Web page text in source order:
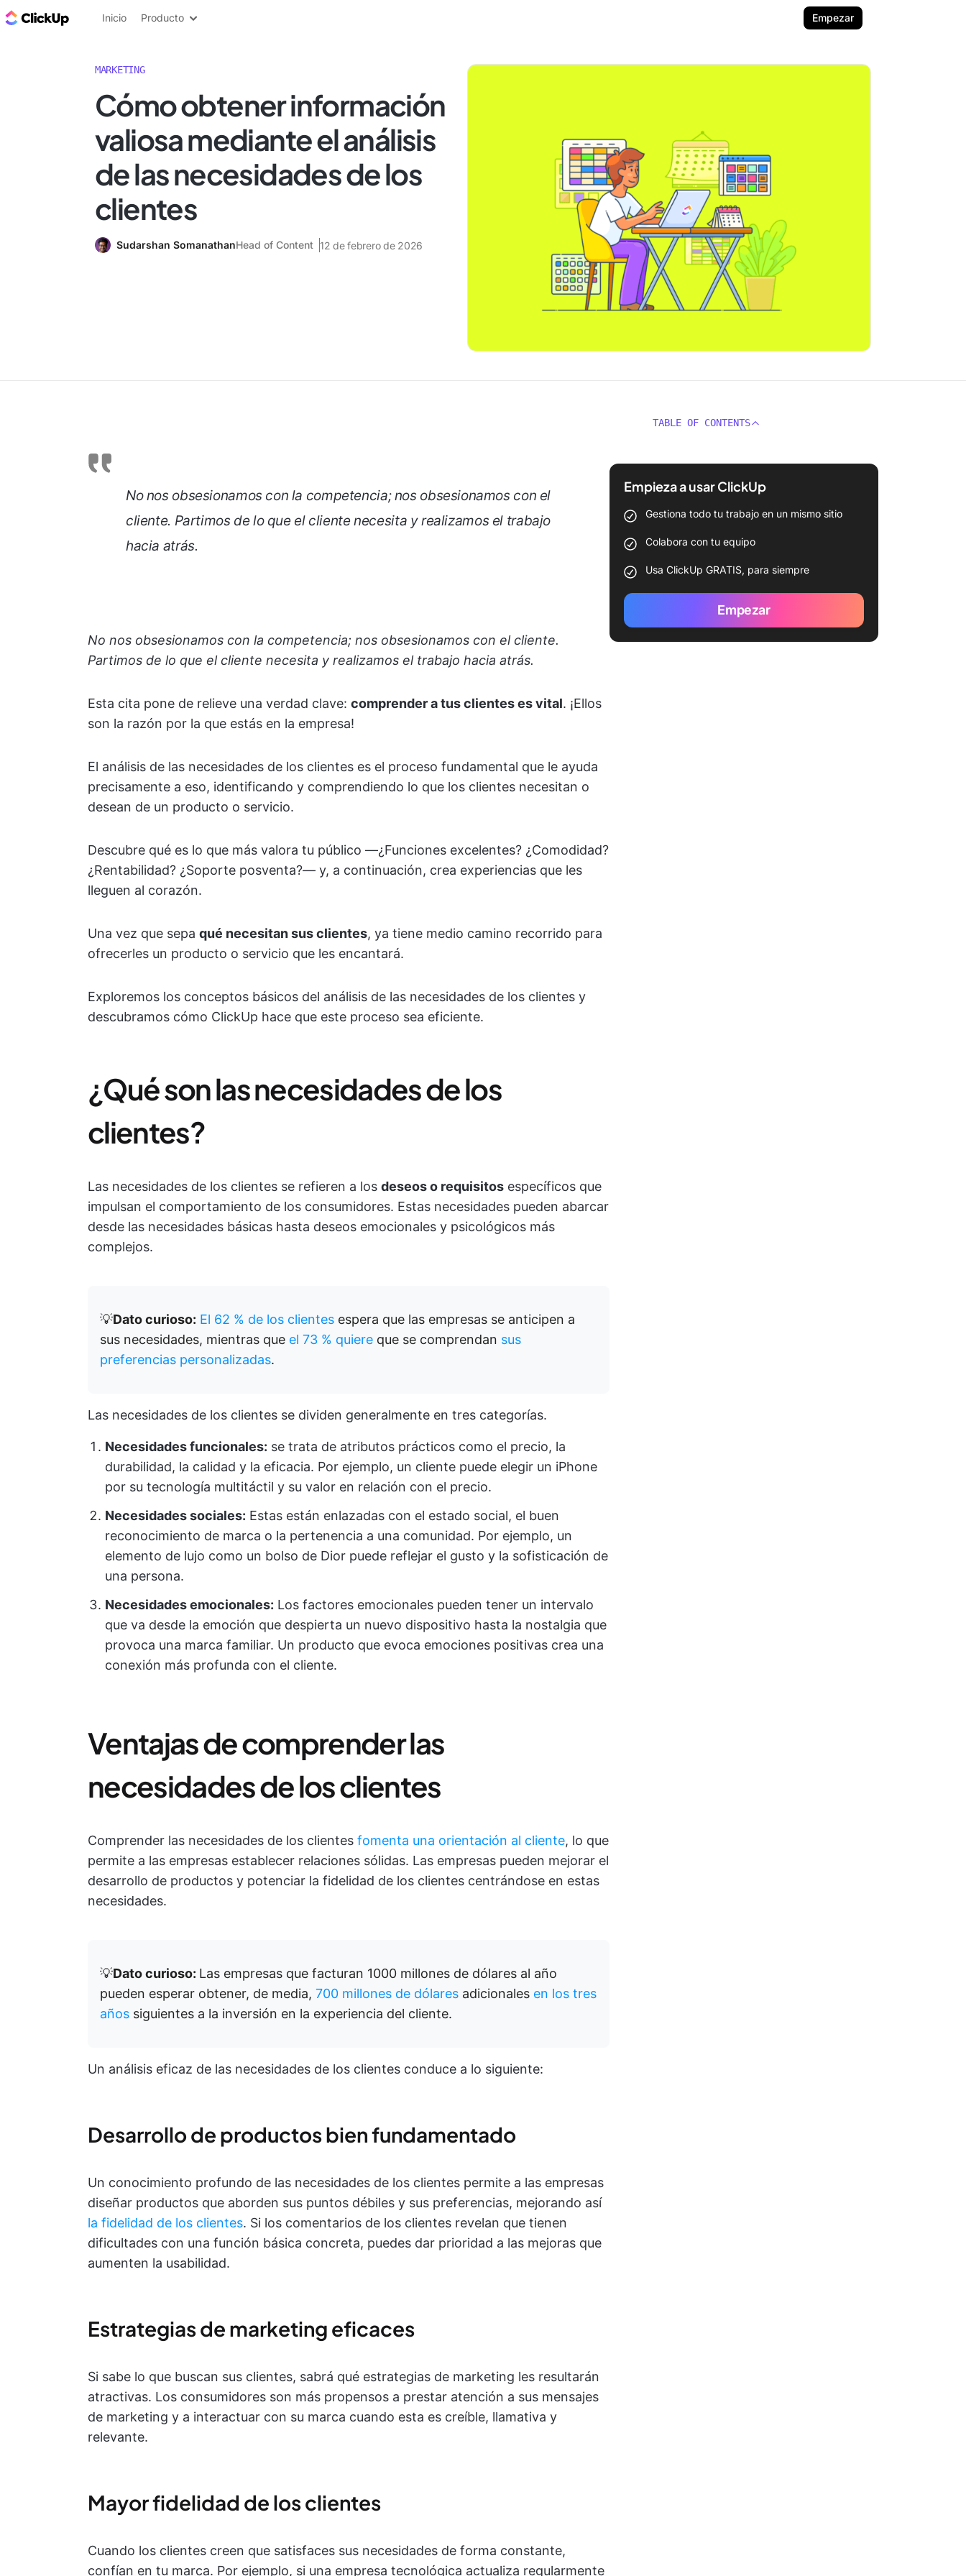
ClickUp Blog
Inicio Producto Empezar
MARKETING
Cómo obtener información
valiosa mediante el análisis
de las necesidades de los
clientes
Sudarshan SomanathanHead of Content 12 de febrero de 2026
No nos obsesionamos con la competencia; nos obsesionamos con el
cliente. Partimos de lo que el cliente necesita y realizamos el trabajo
hacia atrás.
No nos obsesionamos con la competencia; nos obsesionamos con el cliente.
Partimos de lo que el cliente necesita y realizamos el trabajo hacia atrás.
Esta cita pone de relieve una verdad clave: comprender a tus clientes es vital. ¡Ellos
son la razón por la que estás en la empresa!
El análisis de las necesidades de los clientes es el proceso fundamental que le ayuda
precisamente a eso, identificando y comprendiendo lo que los clientes necesitan o
desean de un producto o servicio.
Descubre qué es lo que más valora tu público —¿Funciones excelentes? ¿Comodidad?
¿Rentabilidad? ¿Soporte posventa?— y, a continuación, crea experiencias que les
lleguen al corazón.
Una vez que sepa qué necesitan sus clientes, ya tiene medio camino recorrido para
ofrecerles un producto o servicio que les encantará.
Exploremos los conceptos básicos del análisis de las necesidades de los clientes y
descubramos cómo ClickUp hace que este proceso sea eficiente.
¿Qué son las necesidades de los
clientes?
Las necesidades de los clientes se refieren a los deseos o requisitos específicos que
impulsan el comportamiento de los consumidores. Estas necesidades pueden abarcar
desde las necesidades básicas hasta deseos emocionales y psicológicos más
complejos.
💡Dato curioso: El 62 % de los clientes espera que las empresas se anticipen a
sus necesidades, mientras que el 73 % quiere que se comprendan sus
preferencias personalizadas.
Las necesidades de los clientes se dividen generalmente en tres categorías.
Necesidades funcionales: se trata de atributos prácticos como el precio, la
durabilidad, la calidad y la eficacia. Por ejemplo, un cliente puede elegir un iPhone
por su tecnología multitáctil y su valor en relación con el precio.
Necesidades sociales: Estas están enlazadas con el estado social, el buen
reconocimiento de marca o la pertenencia a una comunidad. Por ejemplo, un
elemento de lujo como un bolso de Dior puede reflejar el gusto y la sofisticación de
una persona.
Necesidades emocionales: Los factores emocionales pueden tener un intervalo
que va desde la emoción que despierta un nuevo dispositivo hasta la nostalgia que
provoca una marca familiar. Un producto que evoca emociones positivas crea una
conexión más profunda con el cliente.
Ventajas de comprender las
necesidades de los clientes
Comprender las necesidades de los clientes fomenta una orientación al cliente, lo que
permite a las empresas establecer relaciones sólidas. Las empresas pueden mejorar el
desarrollo de productos y potenciar la fidelidad de los clientes centrándose en estas
necesidades.
💡Dato curioso: Las empresas que facturan 1000 millones de dólares al año
pueden esperar obtener, de media, 700 millones de dólares adicionales en los tres
años siguientes a la inversión en la experiencia del cliente.
Un análisis eficaz de las necesidades de los clientes conduce a lo siguiente:
Desarrollo de productos bien fundamentado
Un conocimiento profundo de las necesidades de los clientes permite a las empresas
diseñar productos que aborden sus puntos débiles y sus preferencias, mejorando así
la fidelidad de los clientes. Si los comentarios de los clientes revelan que tienen
dificultades con una función básica concreta, puedes dar prioridad a las mejoras que
aumenten la usabilidad.
Estrategias de marketing eficaces
Si sabe lo que buscan sus clientes, sabrá qué estrategias de marketing les resultarán
atractivas. Los consumidores son más propensos a prestar atención a sus mensajes
de marketing y a interactuar con su marca cuando esta es creíble, llamativa y
relevante.
Mayor fidelidad de los clientes
Cuando los clientes creen que satisfaces sus necesidades de forma constante,
confían en tu marca. Por ejemplo, si una empresa tecnológica actualiza regularmente
TABLE OF CONTENTS
Empieza a usar ClickUp
Gestiona todo tu trabajo en un mismo sitio
Colabora con tu equipo
Usa ClickUp GRATIS, para siempre
Empezar